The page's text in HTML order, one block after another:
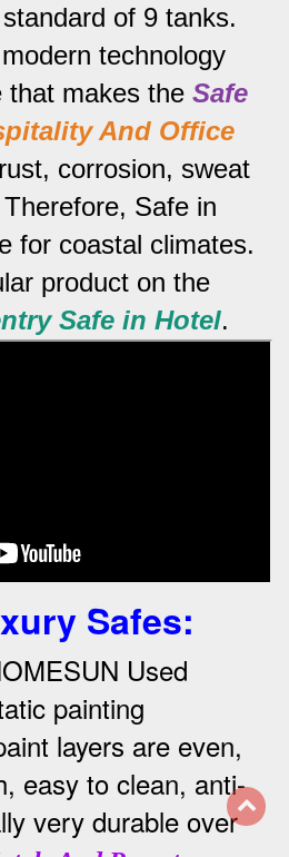
of 9 tanks.
technology
that makes the Safe
And Office
corrosion, sweat
Therefore, Safe in
for coastal climates.
product on the
Safe in Hotel.
Safes:
Used
painting
layers are even,
easy to clean, anti-
very durable over